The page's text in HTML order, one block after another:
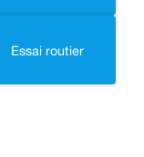
Essai routier